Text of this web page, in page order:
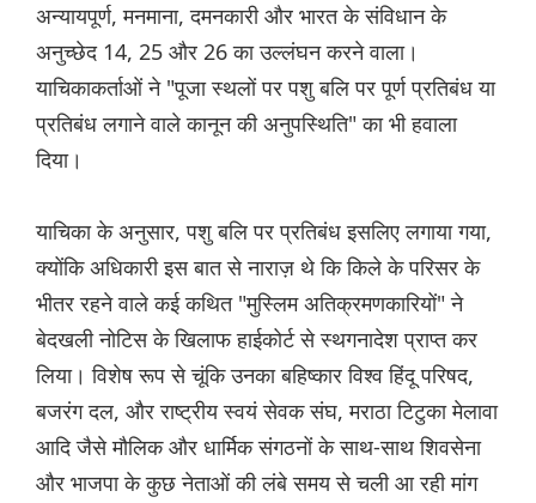
अन्यायपूर्ण, मनमाना, दमनकारी और भारत के संविधान के
अनुच्छेद 14, 25 और 26 का उल्लंघन करने वाला।
याचिकाकर्ताओं ने "पूजा स्थलों पर पशु बलि पर पूर्ण प्रतिबंध या
प्रतिबंध लगाने वाले कानून की अनुपस्थिति" का भी हवाला
दिया।
याचिका के अनुसार, पशु बलि पर प्रतिबंध इसलिए लगाया गया,
क्योंकि अधिकारी इस बात से नाराज़ थे कि किले के परिसर के
भीतर रहने वाले कई कथित "मुस्लिम अतिक्रमणकारियों" ने
बेदखली नोटिस के खिलाफ हाईकोर्ट से स्थगनादेश प्राप्त कर
लिया। विशेष रूप से चूंकि उनका बहिष्कार विश्व हिंदू परिषद,
बजरंग दल, और राष्ट्रीय स्वयं सेवक संघ, मराठा टिटुका मेलावा
आदि जैसे मौलिक और धार्मिक संगठनों के साथ-साथ शिवसेना
और भाजपा के कुछ नेताओं की लंबे समय से चली आ रही मांग